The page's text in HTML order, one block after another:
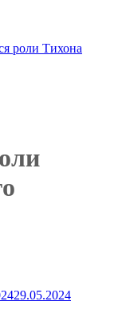
роли Тихона
29.05.2024